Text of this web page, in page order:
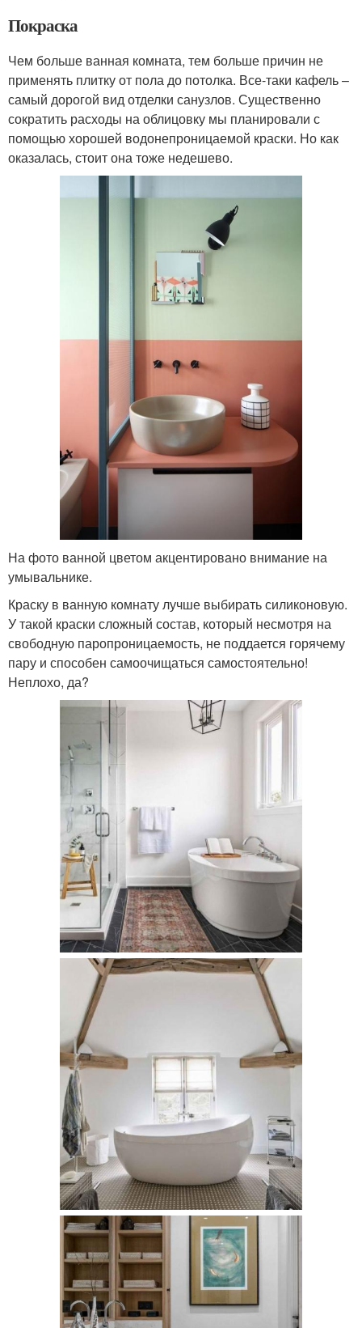
Покраска
Чем больше ванная комната, тем больше причин не
применять плитку от пола до потолка. Все-таки кафель –
самый дорогой вид отделки санузлов. Существенно
сократить расходы на облицовку мы планировали с
помощью хорошей водонепроницаемой краски. Но как
оказалась, стоит она тоже недешево.
На фото ванной цветом акцентировано внимание на
умывальнике.
Краску в ванную комнату лучше выбирать силиконовую.
У такой краски сложный состав, который несмотря на
свободную паропроницаемость, не поддается горячему
пару и способен самоочищаться самостоятельно!
Неплохо, да?